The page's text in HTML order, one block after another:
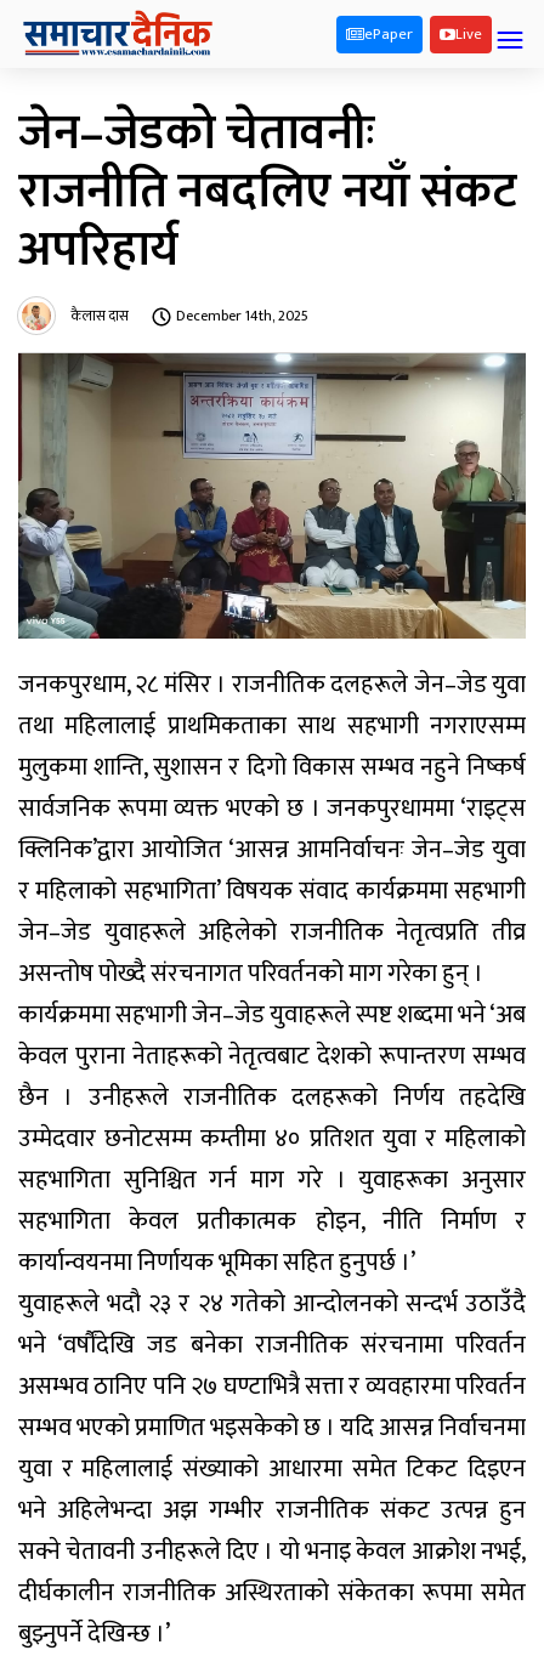
ePaper Live
जेन–जेडको चेतावनीः
राजनीति नबदलिए नयाँ संकट
अपरिहार्य
कैलास दास December 14th, 2025
जनकपुरधाम, २८ मंसिर । राजनीतिक दलहरूले जेन–जेड युवा
तथा महिलालाई प्राथमिकताका साथ सहभागी नगराएसम्म
मुलुकमा शान्ति, सुशासन र दिगो विकास सम्भव नहुने निष्कर्ष
सार्वजनिक रूपमा व्यक्त भएको छ । जनकपुरधाममा ‘राइट्स
क्लिनिक’द्वारा आयोजित ‘आसन्न आमनिर्वाचनः जेन–जेड युवा
र महिलाको सहभागिता’ विषयक संवाद कार्यक्रममा सहभागी
जेन–जेड युवाहरूले अहिलेको राजनीतिक नेतृत्वप्रति तीव्र
असन्तोष पोख्दै संरचनागत परिवर्तनको माग गरेका हुन् ।
कार्यक्रममा सहभागी जेन–जेड युवाहरूले स्पष्ट शब्दमा भने ‘अब
केवल पुराना नेताहरूको नेतृत्वबाट देशको रूपान्तरण सम्भव
छैन । उनीहरूले राजनीतिक दलहरूको निर्णय तहदेखि
उम्मेदवार छनोटसम्म कम्तीमा ४० प्रतिशत युवा र महिलाको
सहभागिता सुनिश्चित गर्न माग गरे । युवाहरूका अनुसार
सहभागिता केवल प्रतीकात्मक होइन, नीति निर्माण र
कार्यान्वयनमा निर्णायक भूमिका सहित हुनुपर्छ ।’
युवाहरूले भदौ २३ र २४ गतेको आन्दोलनको सन्दर्भ उठाउँदै
भने ‘वर्षौंदेखि जड बनेका राजनीतिक संरचनामा परिवर्तन
असम्भव ठानिए पनि २७ घण्टाभित्रै सत्ता र व्यवहारमा परिवर्तन
सम्भव भएको प्रमाणित भइसकेको छ । यदि आसन्न निर्वाचनमा
युवा र महिलालाई संख्याको आधारमा समेत टिकट दिइएन
भने अहिलेभन्दा अझ गम्भीर राजनीतिक संकट उत्पन्न हुन
सक्ने चेतावनी उनीहरूले दिए । यो भनाइ केवल आक्रोश नभई,
दीर्घकालीन राजनीतिक अस्थिरताको संकेतका रूपमा समेत
बुझ्नुपर्ने देखिन्छ ।’